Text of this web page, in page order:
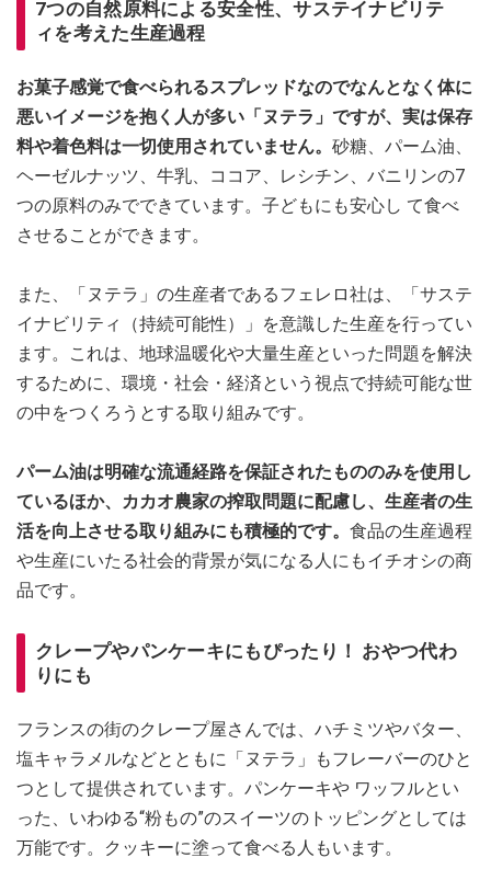
7つの自然原料による安全性、サステイナビリテ
ィを考えた生産過程
お菓子感覚で食べられるスプレッドなのでなんとなく体に
悪いイメージを抱く人が多い「ヌテラ」ですが、実は保存
料や着色料は一切使用されていません。 砂糖、パーム油、
ヘーゼルナッツ、牛乳、ココア、レシチン、バニリンの7
つの原料のみでできています。子どもにも安心し て食べ
させることができます。
また、「ヌテラ」の生産者であるフェレロ社は、「サステ
イナビリティ（持続可能性）」を意識した生産を行ってい
ます。これは、地球温暖化や大量生産といった問題を解決
するために、環境・社会・経済という視点で持続可能な世
の中をつくろうとする取り組みです。
パーム油は明確な流通経路を保証されたもののみを使用し
ているほか、カカオ農家の搾取問題に配慮し、生産者の生
活を向上させる取り組みにも積極的です。 食品の生産過程
や生産にいたる社会的背景が気になる人にもイチオシの商
品です。
クレープやパンケーキにもぴったり！ おやつ代わ
りにも
フランスの街のクレープ屋さんでは、ハチミツやバター、
塩キャラメルなどとともに「ヌテラ」もフレーバーのひと
つとして提供されています。パンケーキや ワッフルとい
った、いわゆる“粉もの”のスイーツのトッピングとしては
万能です。クッキーに塗って食べる人もいます。